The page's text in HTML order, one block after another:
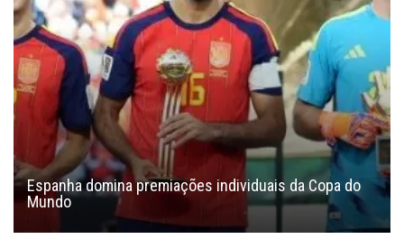
Espanha domina premiações individuais da Copa do
Mundo